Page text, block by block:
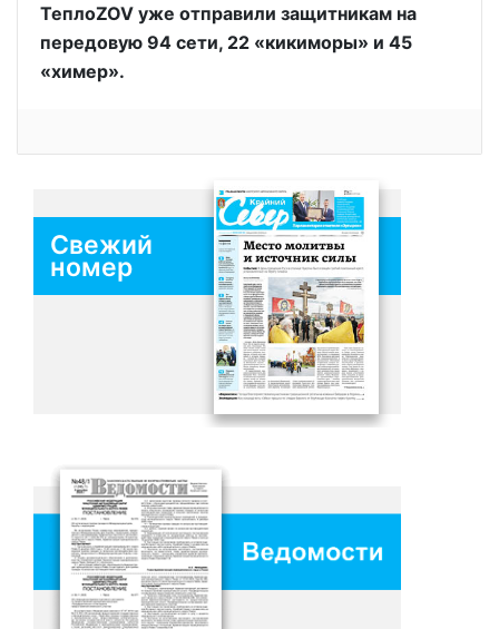
ТеплоZOV уже отправили защитникам на
передовую 94 сети, 22 «кикиморы» и 45
«химер».
Свежий
номер